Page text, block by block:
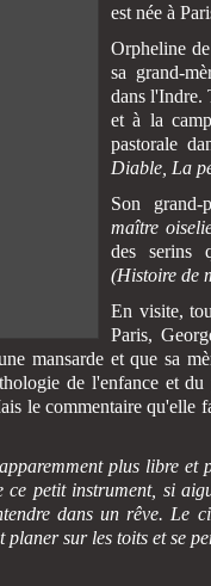
est née à
Orpheline
sa grand-
dans l'Indre.
et à la
pastorale
Diable, La
Son grand-
maître
des serins
(Histoire de
En visite,
Paris,
mansarde et que sa
de l'enfance et
le commentaire qu'elle
plus libre et
ce petit instrument, si
dans un rêve. Le
planer sur les toits et se